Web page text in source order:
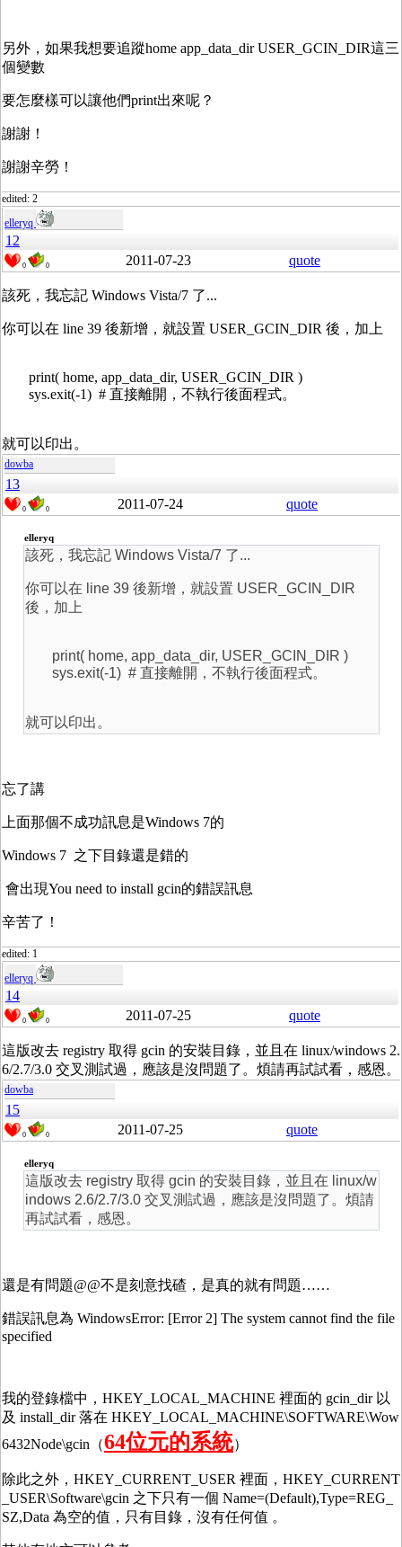
另外，如果我想要追蹤home app_data_dir USER_GCIN_DIR這三
個變數
要怎麼樣可以讓他們print出來呢？
謝謝！
謝謝辛勞！
edited: 2
elleryq
12
0 0 2011-07-23 quote
該死，我忘記 Windows Vista/7 了...
你可以在 line 39 後新增，就設置 USER_GCIN_DIR 後，加上
print( home, app_data_dir, USER_GCIN_DIR )
sys.exit(-1) # 直接離開，不執行後面程式。
就可以印出。
dowba
13
0 0 2011-07-24 quote
elleryq
該死，我忘記 Windows Vista/7 了...
你可以在 line 39 後新增，就設置 USER_GCIN_DIR
後，加上
print( home, app_data_dir, USER_GCIN_DIR )
sys.exit(-1) # 直接離開，不執行後面程式。
就可以印出。
忘了講
上面那個不成功訊息是Windows 7的
Windows 7 之下目錄還是錯的
會出現You need to install gcin的錯誤訊息
辛苦了！
edited: 1
elleryq
14
0 0 2011-07-25 quote
這版改去 registry 取得 gcin 的安裝目錄，並且在 linux/windows 2.
6/2.7/3.0 交叉測試過，應該是沒問題了。煩請再試試看，感恩。
dowba
15
0 0 2011-07-25 quote
elleryq
這版改去 registry 取得 gcin 的安裝目錄，並且在 linux/w
indows 2.6/2.7/3.0 交叉測試過，應該是沒問題了。煩請
再試試看，感恩。
還是有問題@@不是刻意找碴，是真的就有問題……
錯誤訊息為 WindowsError: [Error 2] The system cannot find the file
specified
我的登錄檔中，HKEY_LOCAL_MACHINE 裡面的 gcin_dir 以
及 install_dir 落在 HKEY_LOCAL_MACHINE\SOFTWARE\Wow
6432Node\gcin（64位元的系統）
除此之外，HKEY_CURRENT_USER 裡面，HKEY_CURRENT
_USER\Software\gcin 之下只有一個 Name=(Default),Type=REG_
SZ,Data 為空的值，只有目錄，沒有任何值 。